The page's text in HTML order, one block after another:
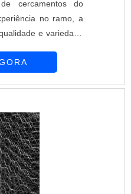
cercamentos do
no ramo, a
e variedade
galvanizada é um
uma malha
é um
revestir o aço com
que confere maior
a vida útil da